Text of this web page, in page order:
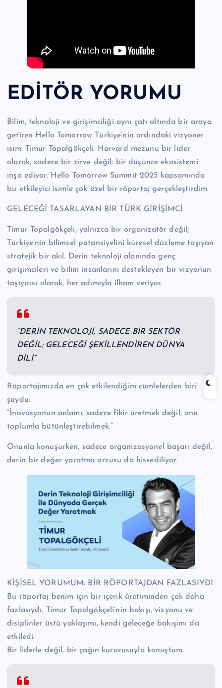
EDİTÖR YORUMU
Bilim, teknoloji ve girişimciliği aynı çatı altında bir araya
getiren Hello Tomorrow Türkiye’nin ardındaki vizyoner
isim: Timur Topalgökçeli. Harvard mezunu bir lider
olarak, sadece bir zirve değil; bir düşünce ekosistemi
inşa ediyor. Hello Tomorrow Summit 2025 kapsamında
bu etkileyici isimle çok özel bir röportaj gerçekleştirdim.
GELECEĞİ TASARLAYAN BİR TÜRK GİRİŞİMCİ
Timur Topalgökçeli, yalnızca bir organizatör değil;
Türkiye’nin bilimsel potansiyelini küresel düzleme taşıyan
stratejik bir akıl. Derin teknoloji alanında genç
girişimcileri ve bilim insanlarını destekleyen bir vizyonun
taşıyıcısı olarak, her adımıyla ilham veriyor.
“DERİN TEKNOLOJİ, SADECE BİR SEKTÖR
DEĞİL; GELECEĞİ ŞEKİLLENDİREN DÜNYA
DİLİ”
Röportajımızda en çok etkilendiğim cümlelerden biri
şuydu:
“İnovasyonun anlamı, sadece fikir üretmek değil; onu
toplumla bütünleştirebilmek.”
Onunla konuşurken, sadece organizasyonel başarı değil,
derin bir değer yaratma arzusu da hissediliyor.
KİŞİSEL YORUMUM: BİR RÖPORTAJDAN FAZLASIYDI
Bu röportaj benim için bir içerik üretiminden çok daha
fazlasıydı. Timur Topalgökçeli’nin bakışı, vizyonu ve
disiplinler üstü yaklaşımı, kendi geleceğe bakışımı da
etkiledi.
Bir liderle değil, bir çağın kurucusuyla konuştum.